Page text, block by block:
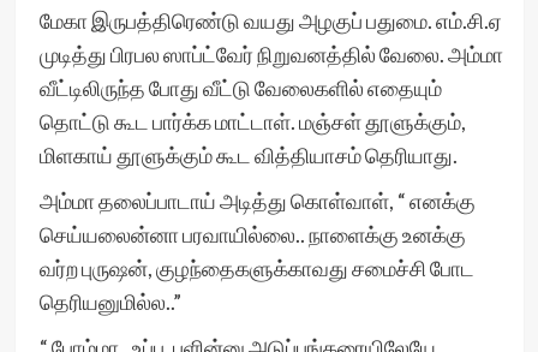
மேகா இருபத்திரெண்டு வயது அழகுப் பதுமை. எம்.சி.ஏ
முடித்து பிரபல ஸாப்ட்வேர் நிறுவனத்தில் வேலை. அம்மா
வீட்டிலிருந்த போது வீட்டு வேலைகளில் எதையும்
தொட்டு கூட பார்க்க மாட்டாள். மஞ்சள் தூளுக்கும்,
மிளகாய் தூளுக்கும் கூட வித்தியாசம் தெரியாது.
அம்மா தலைப்பாடாய் அடித்து கொள்வாள், “ எனக்கு
செய்யலைன்னா பரவாயில்லை.. நாளைக்கு உனக்கு
வர்ற புருஷன், குழந்தைகளுக்காவது சமைச்சி போட
தெரியனுமில்ல..”